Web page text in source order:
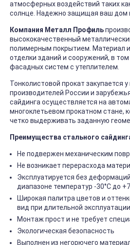
атмосферных воздействий таких
солнце. Надежно защищая ваш дом
Компания Металл Профиль
высококачественный
полимерным покрытием. Материал
отделки зданий и сооружений, в
фасадных систем с утеплителем.
Тонколистовой прокат закупается
производителей России и
сайдинга осуществляется на
многоклетьевом прокатном стане,
четко выдерживать заданную
Преимущества стального
Не подвержен механическим
Не возникает перерасхода
Эксплуатируется без
диапазоне температур -30°C до
Широкая палитра цветов и
вид при длительной эксплуатации
Монтаж прост и не требует
Экологическая безопасность
Выполнен из негорючего